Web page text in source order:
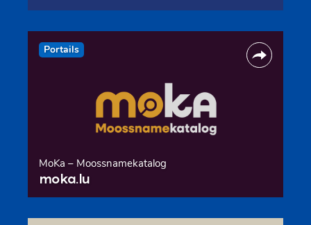
Portails
MoKa – Moossnamekatalog
moka.lu